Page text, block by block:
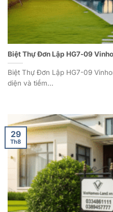
Biệt Thự Đơn Lập HG7-09
Biệt Thự Đơn Lập HG7-09
diện và tiềm...
29
Th8